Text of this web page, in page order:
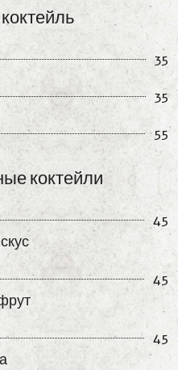
35
35
55
коктейли
45
45
45